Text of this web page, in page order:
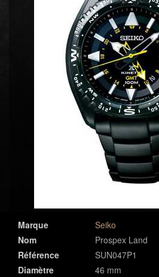
Marque
Seiko
Nom
Prospex Land
Référence
SUN047P1
Diamètre
46 mm